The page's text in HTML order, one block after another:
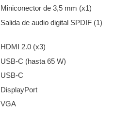
Miniconector de 3,5 mm (x1)
Salida de audio digital SPDIF (1)
HDMI 2.0 (x3)
USB-C (hasta 65 W)
USB-C
DisplayPort
VGA